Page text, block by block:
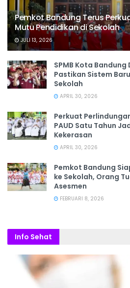
Pemkot Bandung Terus
Mutu Pendidikan di Sekolah
JULI 13, 2026
SPMB Kota
Pastikan Sistem
Sekolah
APRIL 30, 2026
Perkuat
PAUD Satu Tahun
Kekerasan
APRIL 30, 2026
Pemkot Bandung
ke Sekolah, Orang
Asesmen
FEBRUARI 8, 2026
Info Sehat